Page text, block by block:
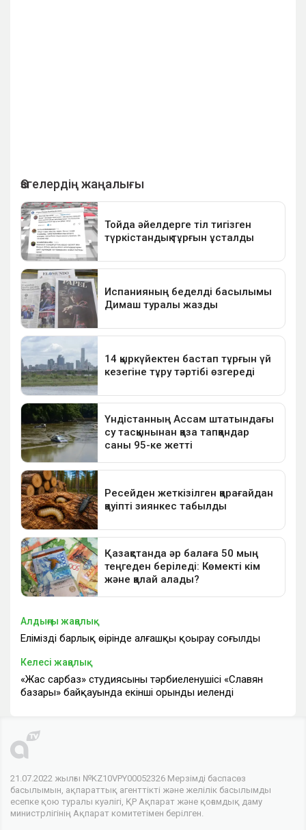
Алдыңғы жаңалық
Еліміздің барлық өңірінде алғашқы қоңырау соғылды
Келесі жаңалық
«Жас сарбаз» студиясының тәрбиеленушісі «Славян
базары» байқауында екінші орынды иеленді
21.07.2022 жылғы №KZ10VPY00052326 Мерзімді баспасөз
басылымын, ақпараттық агенттікті және желілік басылымды
есепке қою туралы куәлігі, ҚР Ақпарат және қоғамдық даму
министрлігінің Ақпарат комитетімен берілген.